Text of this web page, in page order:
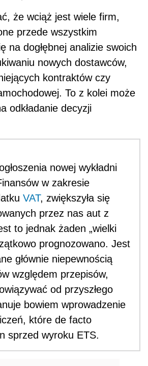
że wciąż jest wiele firm,
przede wszystkim
na dogłębnej analizie swoich
nowych dostawców,
kontraktów czy
To z kolei może
odkładanie decyzji
nowej wykładni
w zakresie
VAT, zwiększyła się
przez nas aut z
to jednak żaden „wielki
prognozowano. Jest
głównie niepewnością
względem przepisów,
od przyszłego
bowiem wprowadzenie
które de facto
sprzed wyroku ETS.